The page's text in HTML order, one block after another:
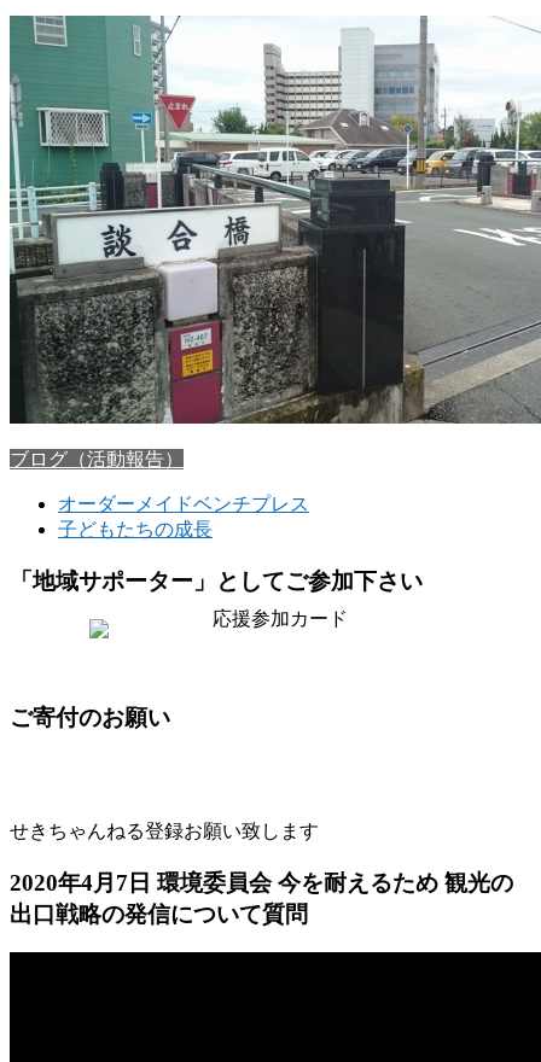
ブログ（活動報告）
オーダーメイドベンチプレス
子どもたちの成長
「地域サポーター」としてご参加下さい
ご寄付のお願い
せきちゃんねる登録お願い致します
2020年4月7日 環境委員会 今を耐えるため 観光の
出口戦略の発信について質問